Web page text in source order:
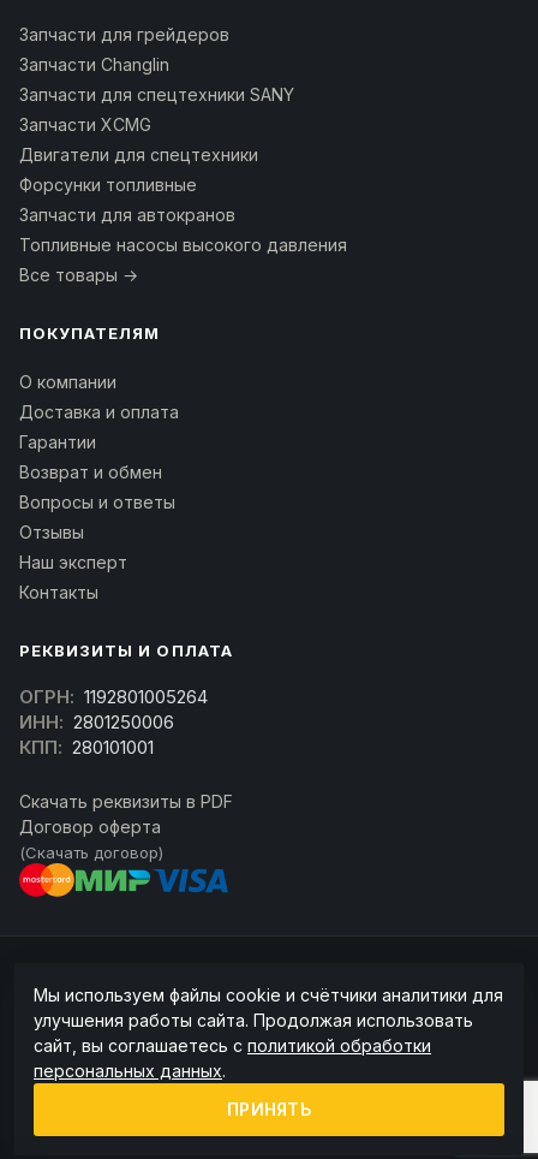
Запчасти для грейдеров
Запчасти Changlin
Запчасти для спецтехники SANY
Запчасти XCMG
Двигатели для спецтехники
Форсунки топливные
Запчасти для автокранов
Топливные насосы высокого давления
Все товары →
ПОКУПАТЕЛЯМ
О компании
Доставка и оплата
Гарантии
Возврат и обмен
Вопросы и ответы
Отзывы
Наш эксперт
Контакты
РЕКВИЗИТЫ И ОПЛАТА
ОГРН: 1192801005264
ИНН: 2801250006
КПП: 280101001
Скачать реквизиты в PDF
Договор оферта
(Скачать договор)
ссылка на источник обязательна.
Информация на сайте не является публичной офертой (ст. 437 ГК РФ).
Политика конфиденциальности
Пользовательское соглашение
Мы используем файлы cookie и счётчики аналитики для
улучшения работы сайта. Продолжая использовать
сайт, вы соглашаетесь с политикой обработки
персональных данных.
ПРИНЯТЬ